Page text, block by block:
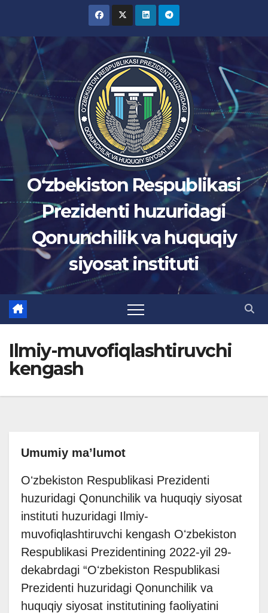
content
Oʻzbekiston Respublikasi
Prezidenti huzuridagi
Qonunchilik va huquqiy
siyosat instituti
Ilmiy-muvofiqlashtiruvchi
kengash
Umumiy ma’lumot
Oʻzbekiston Respublikasi Prezidenti
huzuridagi Qonunchilik va huquqiy siyosat
instituti huzuridagi Ilmiy-
muvofiqlashtiruvchi kengash Oʻzbekiston
Respublikasi Prezidentining 2022-yil 29-
dekabrdagi “Oʻzbekiston Respublikasi
Prezidenti huzuridagi Qonunchilik va
huquqiy siyosat institutining faoliyatini